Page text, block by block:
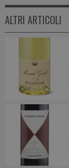
ALTRI ARTICOLI